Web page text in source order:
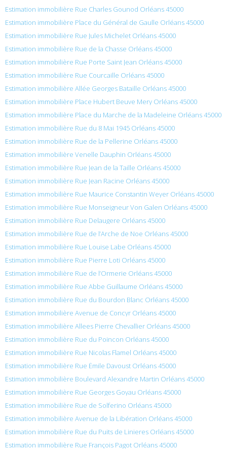
Estimation immobilière Rue Charles Gounod Orléans 45000
Estimation immobilière Place du Général de Gaulle Orléans 45000
Estimation immobilière Rue Jules Michelet Orléans 45000
Estimation immobilière Rue de la Chasse Orléans 45000
Estimation immobilière Rue Porte Saint Jean Orléans 45000
Estimation immobilière Rue Courcaille Orléans 45000
Estimation immobilière Allée Georges Bataille Orléans 45000
Estimation immobilière Place Hubert Beuve Mery Orléans 45000
Estimation immobilière Place du Marche de la Madeleine Orléans 45000
Estimation immobilière Rue du 8 Mai 1945 Orléans 45000
Estimation immobilière Rue de la Pellerine Orléans 45000
Estimation immobilière Venelle Dauphin Orléans 45000
Estimation immobilière Rue Jean de la Taille Orléans 45000
Estimation immobilière Rue Jean Racine Orléans 45000
Estimation immobilière Rue Maurice Constantin Weyer Orléans 45000
Estimation immobilière Rue Monseigneur Von Galen Orléans 45000
Estimation immobilière Rue Delaugere Orléans 45000
Estimation immobilière Rue de l’Arche de Noe Orléans 45000
Estimation immobilière Rue Louise Labe Orléans 45000
Estimation immobilière Rue Pierre Loti Orléans 45000
Estimation immobilière Rue de l’Ormerie Orléans 45000
Estimation immobilière Rue Abbe Guillaume Orléans 45000
Estimation immobilière Rue du Bourdon Blanc Orléans 45000
Estimation immobilière Avenue de Concyr Orléans 45000
Estimation immobilière Allees Pierre Chevallier Orléans 45000
Estimation immobilière Rue du Poincon Orléans 45000
Estimation immobilière Rue Nicolas Flamel Orléans 45000
Estimation immobilière Rue Émile Davoust Orléans 45000
Estimation immobilière Boulevard Alexandre Martin Orléans 45000
Estimation immobilière Rue Georges Goyau Orléans 45000
Estimation immobilière Rue de Solferino Orléans 45000
Estimation immobilière Avenue de la Libération Orléans 45000
Estimation immobilière Rue du Puits de Linieres Orléans 45000
Estimation immobilière Rue François Pagot Orléans 45000